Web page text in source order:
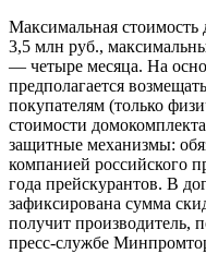
Максимальная
3,5 млн руб.,
— четыре месяца. На
предполагается
покупателям (только
стоимости
защитные механизмы:
компанией российского
года прейскурантов. В
зафиксирована сумма
получит производитель,
пресс-службе